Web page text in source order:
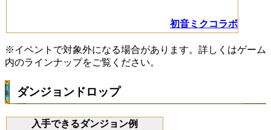
初音ミクコラボ
※イベントで対象外になる場合があります。詳しくはゲーム
内のラインナップをご覧ください。
ダンジョンドロップ
入手できるダンジョン例